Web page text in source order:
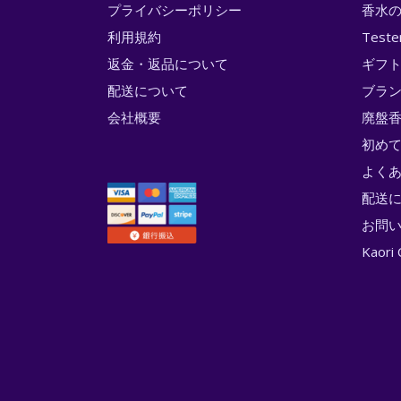
プライバシーポリシー
利用規約
返金・返品について
配送について
会社概要
香水
ギフ
ブラ
廃盤
初め
よく
配送
お問
Kaori